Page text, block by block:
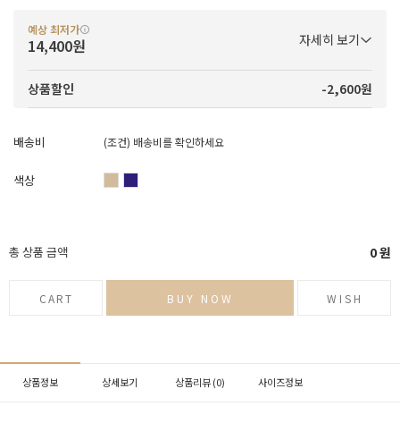
예상 최저가
14,400원 자세히 보기
상품할인 -2,600원
배송비 (조건) 배송비를 확인하세요
색상
총 상품 금액 0원
CART BUY NOW WISH
상품정보 상세보기 상품리뷰 (0) 사이즈정보